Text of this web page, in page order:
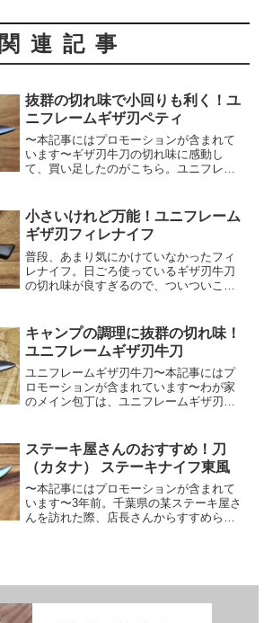
関連記事
抜群の切れ味で小回りも利く！ユ
ニフレームギザ刃ペティ
〜本記事にはプロモーションが含まれて
います〜ギザ刃牛刀の切れ味に感動し
て、買い足したのがこちら。ユニフレー
を切らないのであれば、こいつ一本でも
いいくらいでね。では、ディ...
小さいけれど万能！ユニフレーム
ギザ刃フィレナイフ
普段、あまり気にかけていなかったフィ
レナイフ。日ごろ使っているギザ刃牛刀
の切れ味が良すぎるので、ついついこち
フィレナイフレビューです。他のギザ刃
シリーズと違ってプラ製の...
キャンプの調理に抜群の切れ味！
ユニフレームギザ刃牛刀
ユニフレームギザ刃牛刀〜本記事にはプ
ロモーションが含まれています〜わが家
のメイン包丁は、ユニフレームギザ刃
らしい切れ味”。でも、とってもリーズナ
ブル。これ、買わない理...
ステーキ屋さんのおすすめ！刀
（カタナ） ステーキナイフ東風
〜本記事にはプロモーションが含まれて
います〜3年前。千葉県の某ステーキ屋さ
んを訪れた際、店長さんからすすめられ